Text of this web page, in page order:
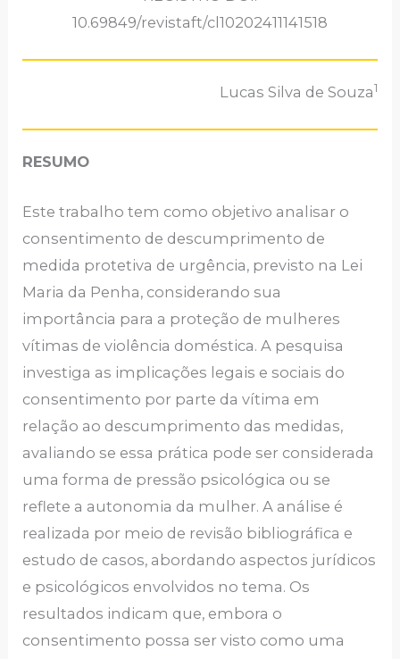
10.69849/revistaft/cl10202411141518
Lucas Silva de Souza1
RESUMO
Este trabalho tem como objetivo analisar o
consentimento de descumprimento de
medida protetiva de urgência, previsto na Lei
Maria da Penha, considerando sua
importância para a proteção de mulheres
vítimas de violência doméstica. A pesquisa
investiga as implicações legais e sociais do
consentimento por parte da vítima em
relação ao descumprimento das medidas,
avaliando se essa prática pode ser considerada
uma forma de pressão psicológica ou se
reflete a autonomia da mulher. A análise é
realizada por meio de revisão bibliográfica e
estudo de casos, abordando aspectos jurídicos
e psicológicos envolvidos no tema. Os
resultados indicam que, embora o
consentimento possa ser visto como uma